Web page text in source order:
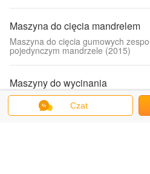
Maszyna do cięcia mandrelem
Maszyna do cięcia gumowych
pojedynczym mandrzele (2015)
Maszyny do wycinania
Automatyczna maszyna do
części gumowych;Czat